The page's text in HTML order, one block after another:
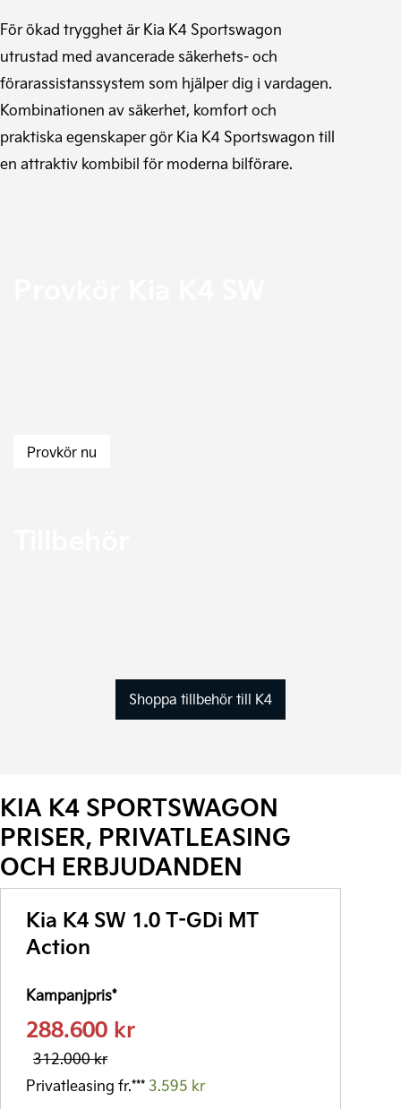
För ökad trygghet är Kia K4 Sportswagon
utrustad med avancerade säkerhets- och
förarassistanssystem som hjälper dig i vardagen.
Kombinationen av säkerhet, komfort och
praktiska egenskaper gör Kia K4 Sportswagon till
en attraktiv kombibil för moderna bilförare.
Provkör nu
Shoppa tillbehör till K4
KIA K4 SPORTSWAGON
PRISER, PRIVATLEASING
OCH ERBJUDANDEN
Kia K4 SW 1.0 T-GDi MT
Action
Kampanjpris*
288.600 kr
312.000 kr
Privatleasing fr.*** 3.595 kr